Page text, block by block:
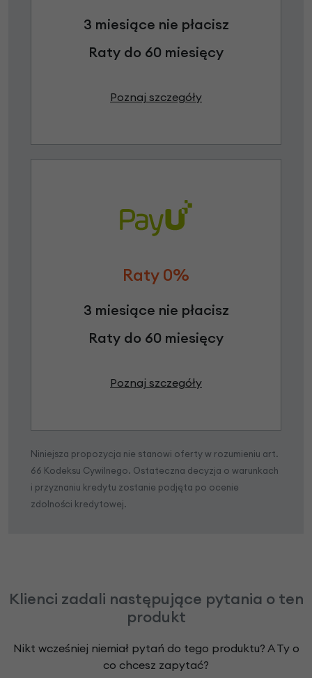
3 miesiące nie płacisz
Raty do 60 miesięcy
Poznaj szczegóły
Raty 0%
3 miesiące nie płacisz
Raty do 60 miesięcy
Poznaj szczegóły
Niniejsza propozycja nie stanowi oferty w rozumieniu art.
66 Kodeksu Cywilnego. Ostateczna decyzja o warunkach
i przyznaniu kredytu zostanie podjęta po ocenie
zdolności kredytowej.
Klienci zadali następujące pytania o ten
produkt
Nikt wcześniej niemiał pytań do tego produktu? A Ty o
co chcesz zapytać?